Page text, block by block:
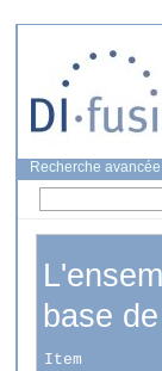
Recherche avancée
base
Item